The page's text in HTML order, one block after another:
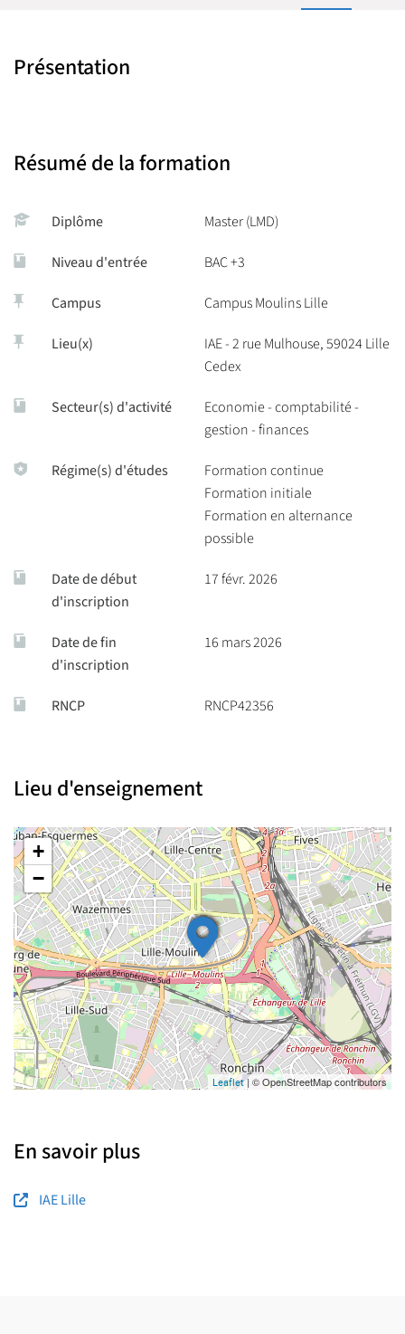
Présentation
Résumé de la formation
Diplôme Master (LMD)
Niveau d'entrée BAC +3
Campus Campus Moulins Lille
Lieu(x)
IAE - 2 rue Mulhouse, 59024 Lille
Cedex
Secteur(s) d'activité
Economie - comptabilité -
gestion - finances
Régime(s) d'études
Formation continue
Formation initiale
Formation en alternance
possible
Date de début
d'inscription
17 févr. 2026
Date de fin
d'inscription
16 mars 2026
RNCP RNCP42356
Lieu d'enseignement
+
−
Leaflet| © OpenStreetMap contributors
En savoir plus
IAE Lille